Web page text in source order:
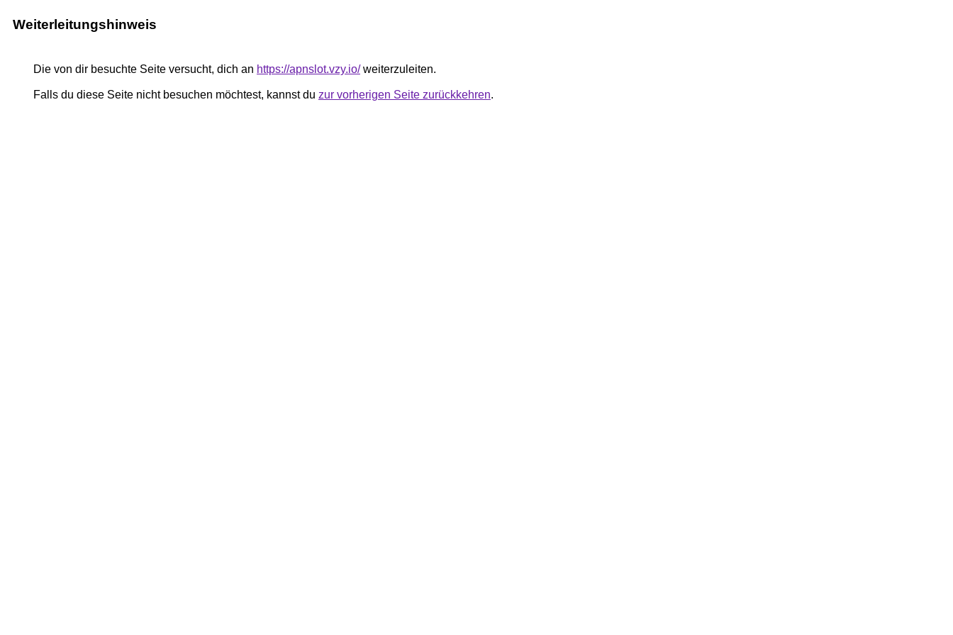
Weiterleitungshinweis
Die von dir besuchte Seite versucht, dich an https://apnslot.vzy.io/weiterzuleiten.
Falls du diese Seite nicht besuchen möchtest, kannst du zur vorherigen Seite zurückkehren.